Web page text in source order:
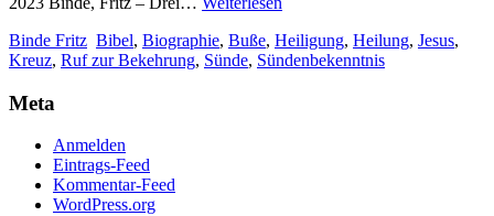
–
Bücher
Binde Fritz Bibel, Biographie, Buße, Heiligung, Heilung, Jesus,
Kreuz, Ruf zur Bekehrung, Sünde, Sündenbekenntnis
Meta
Anmelden
Eintrags-Feed
Kommentar-Feed
WordPress.org